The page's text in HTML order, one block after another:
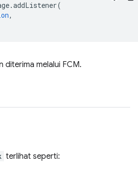
.addListener(
,
diterima melalui FCM.
terlihat seperti: